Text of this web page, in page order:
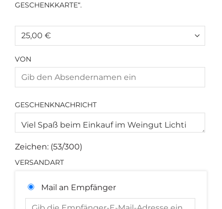
GESCHENKKARTE“.
VON
GESCHENKNACHRICHT
Zeichen: (53/300)
VERSANDART
Mail an Empfänger